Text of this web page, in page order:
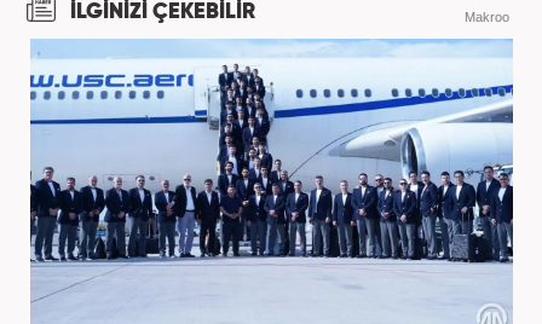
İLGİNİZİ ÇEKEBİLİR Makroo